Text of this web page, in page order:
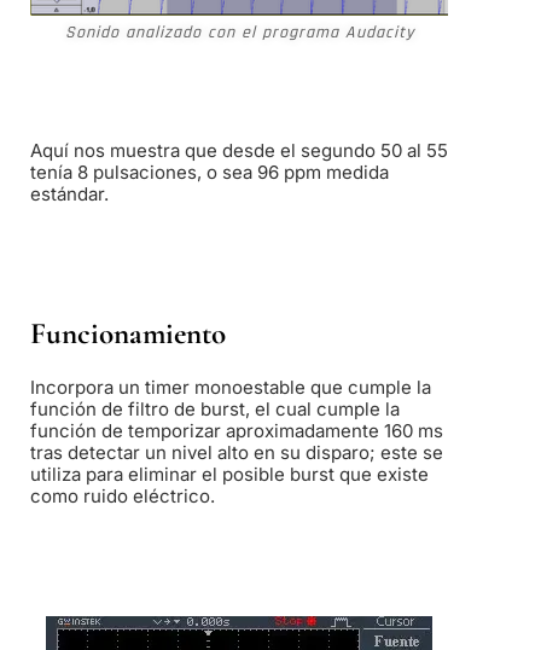
Sonido analizado con el programa Audacity
Aquí nos muestra que desde el segundo 50 al 55
tenía 8 pulsaciones, o sea 96 ppm medida
estándar.
Funcionamiento
Incorpora un timer monoestable que cumple la
función de filtro de burst, el cual cumple la
función de temporizar aproximadamente 160 ms
tras detectar un nivel alto en su disparo; este se
utiliza para eliminar el posible burst que existe
como ruido eléctrico.